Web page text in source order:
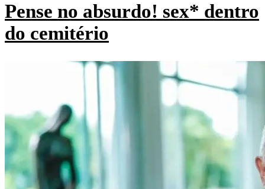
Pense no absurdo! sex* dentro
do cemitério